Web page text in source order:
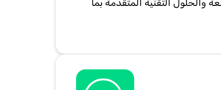
والحلول التقنية المتقدمة بما